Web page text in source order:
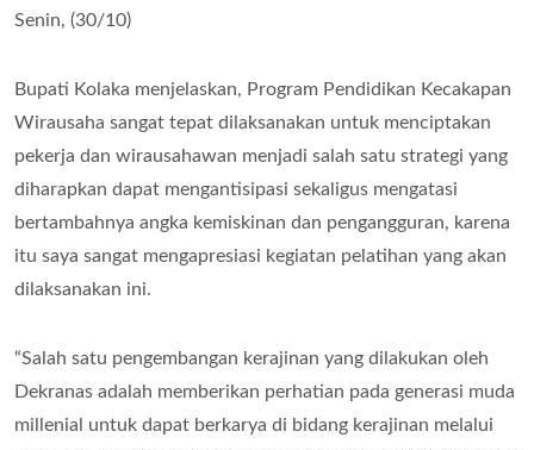
Senin, (30/10)
Bupati Kolaka menjelaskan, Program Pendidikan Kecakapan
Wirausaha sangat tepat dilaksanakan untuk menciptakan
pekerja dan wirausahawan menjadi salah satu strategi yang
diharapkan dapat mengantisipasi sekaligus mengatasi
bertambahnya angka kemiskinan dan pengangguran, karena
itu saya sangat mengapresiasi kegiatan pelatihan yang akan
dilaksanakan ini.
“Salah satu pengembangan kerajinan yang dilakukan oleh
Dekranas adalah memberikan perhatian pada generasi muda
millenial untuk dapat berkarya di bidang kerajinan melalui